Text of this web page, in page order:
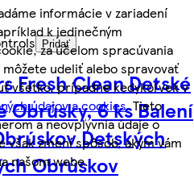
informácie v zariadení
k jedinečným
za účelom spracúvania
udeliť alebo spravovať
všetko, prípadne kedykoľvek v
údajov a cookies.Tieto
a neovplyvnia údaje o
zmení spôsob, akým vám
našom webe.
Pridať
Fresh Clean Detské
Obrúsky, 6 ks Balení
Detských
Obrúskov